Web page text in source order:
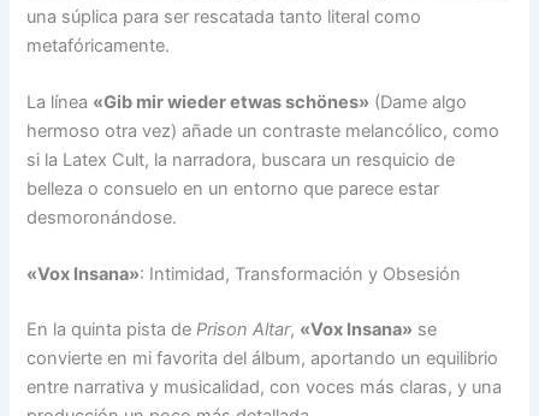
una súplica para ser rescatada tanto literal como
metafóricamente.
La línea «Gib mir wieder etwas schönes» (Dame algo
hermoso otra vez) añade un contraste melancólico, como
si la Latex Cult, la narradora, buscara un resquicio de
belleza o consuelo en un entorno que parece estar
desmoronándose.
«Vox Insana»: Intimidad, Transformación y Obsesión
En la quinta pista dePrison Altar, «Vox Insana» se
convierte en mi favorita del álbum, aportando un equilibrio
entre narrativa y musicalidad, con voces más claras, y una